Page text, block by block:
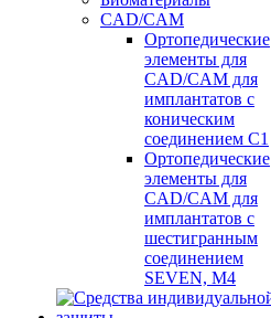
CAD/CAM
Ортопедические
элементы для
CAD/CAM для
имплантатов с
коническим
соединением С1
Ортопедические
элементы для
CAD/CAM для
имплантатов с
шестигранным
соединением
SEVEN, М4